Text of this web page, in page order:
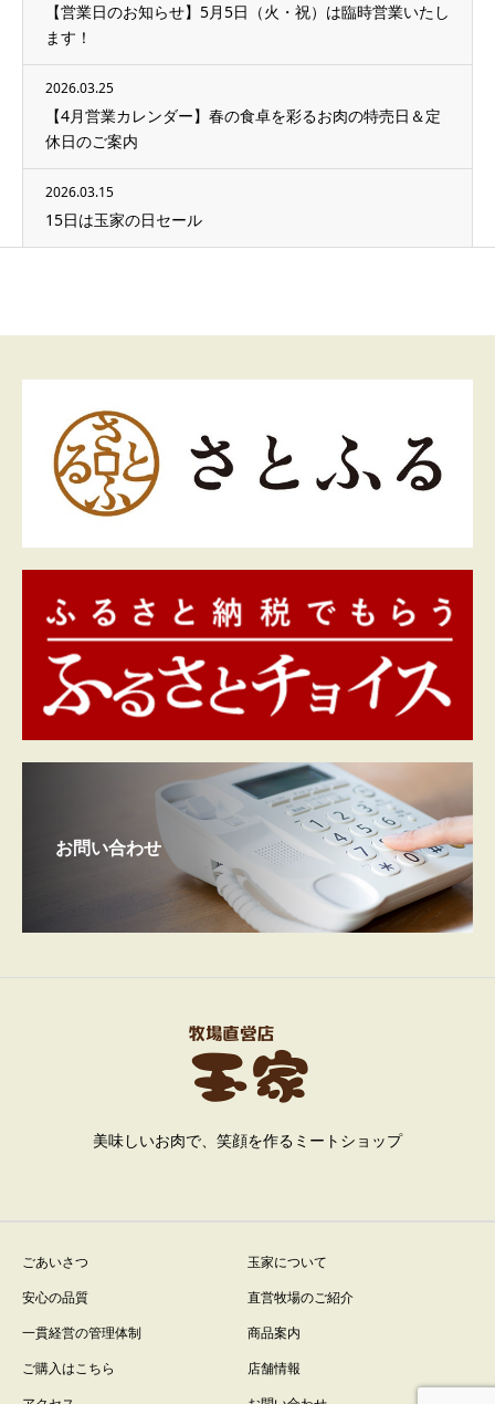
【営業日のお知らせ】5月5日（火・祝）は臨時営業いたし
ます！
2026.03.25
【4月営業カレンダー】春の食卓を彩るお肉の特売日＆定
休日のご案内
2026.03.15
15日は玉家の日セール
お問い合わせ
美味しいお肉で、笑顔を作るミートショップ
ごあいさつ
玉家について
安心の品質
直営牧場のご紹介
一貫経営の管理体制
商品案内
ご購入はこちら
店舗情報